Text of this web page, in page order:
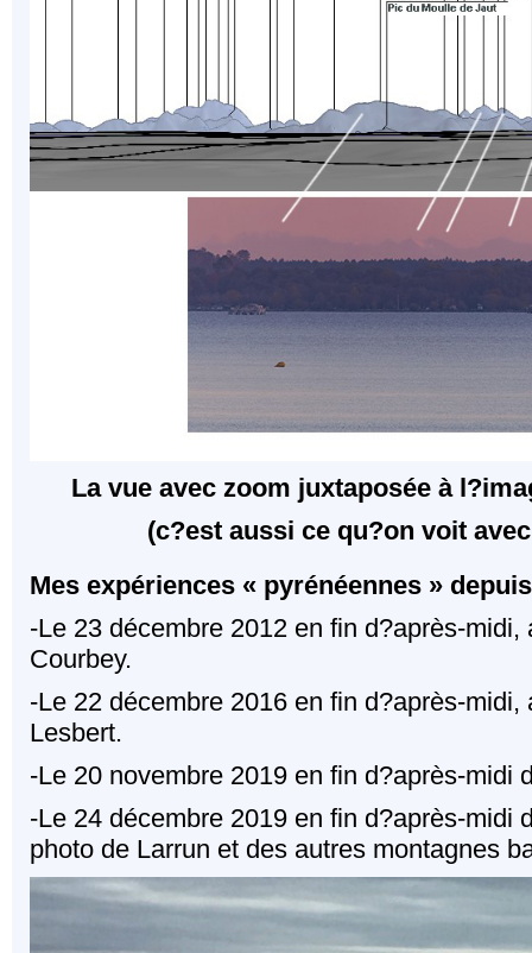
La vue avec zoom juxtaposée à
(c?est aussi ce qu?on voit
Mes expériences « pyrénéennes »
-Le 23 décembre 2012 en fin d?après-
Courbey.
-Le 22 décembre 2016 en fin d?après-
Lesbert.
-Le 20 novembre 2019 en fin d?après-midi
-Le 24 décembre 2019 en fin d?après-midi
photo de Larrun et des autres montagnes